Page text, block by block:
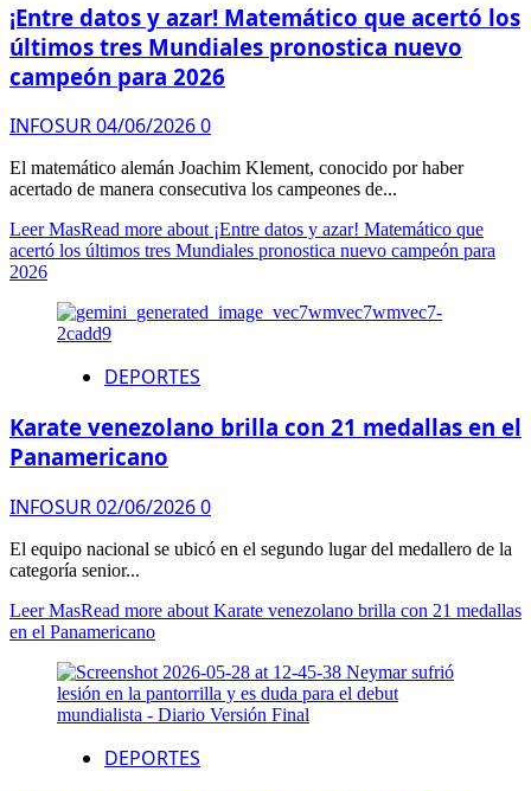
¡Entre datos y azar! Matemático que acertó los
últimos tres Mundiales pronostica nuevo
campeón para 2026
INFOSUR04/06/20260
El matemático alemán Joachim Klement, conocido por haber
acertado de manera consecutiva los campeones de...
Leer MasRead more about ¡Entre datos y azar! Matemático que
acertó los últimos tres Mundiales pronostica nuevo campeón para
2026
DEPORTES
Karate venezolano brilla con 21 medallas en el
Panamericano
INFOSUR02/06/20260
El equipo nacional se ubicó en el segundo lugar del medallero de la
categoría senior...
Leer MasRead more about Karate venezolano brilla con 21 medallas
en el Panamericano
DEPORTES